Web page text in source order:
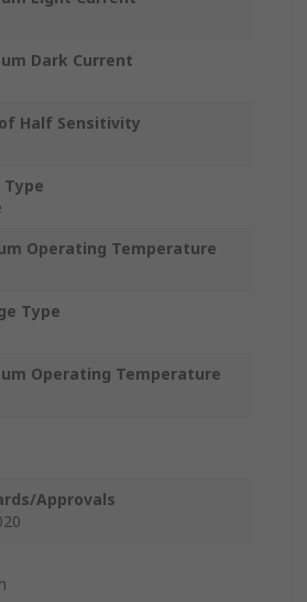
Dark Current
Half Sensitivity
Operating Temperature
Type
Operating Temperature
Approvals